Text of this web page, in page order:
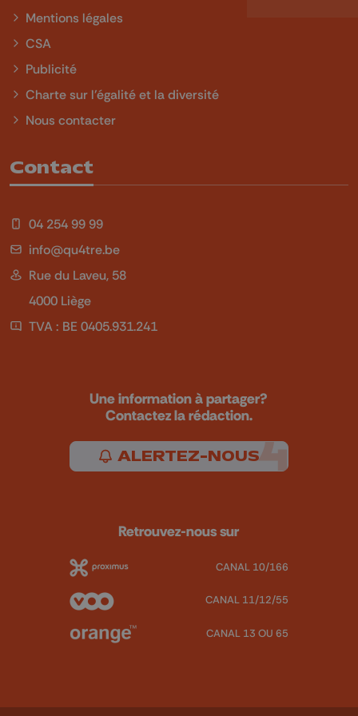
Mentions légales
CSA
Publicité
Charte sur l'égalité et la diversité
Nous contacter
Contact
04 254 99 99
info@qu4tre.be
Rue du Laveu, 58
4000 Liège
TVA : BE 0405.931.241
Une information à partager?
Contactez la rédaction.
ALERTEZ-NOUS
Retrouvez-nous sur
CANAL 10/166
CANAL 11/12/55
CANAL 13 OU 65